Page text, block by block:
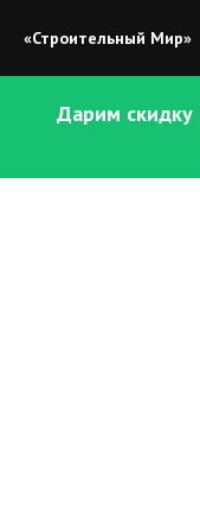
«Строительный Мир»
Дарим скидку